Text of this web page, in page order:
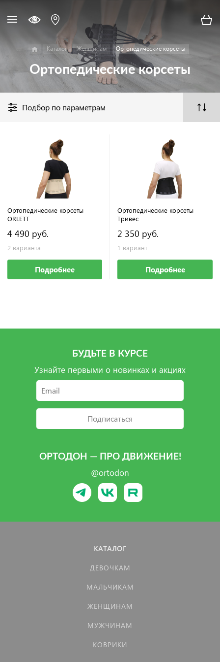
Каталог Женщинам Ортопедические корсеты
Ортопедические корсеты
Подбор по параметрам
Ортопедические корсеты
ORLETT
4 490 руб.
2 варианта
Подробнее
Ортопедические корсеты
Тривес
2 350 руб.
1 вариант
Подробнее
БУДЬТЕ В КУРСЕ
Узнайте первыми о новинках и акциях
Подписаться
ОРТОДОН — ПРО ДВИЖЕНИЕ!
@ortodon
КАТАЛОГ
ДЕВОЧКАМ
МАЛЬЧИКАМ
ЖЕНЩИНАМ
МУЖЧИНАМ
КОВРИКИ